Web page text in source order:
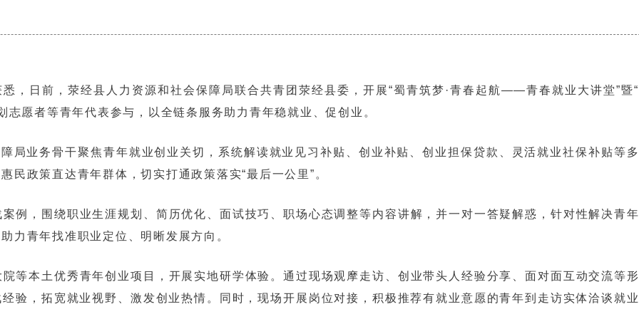
，日前，荥经县人力资源和社会保障局联合共青团荥经县委，开展“蜀青筑梦·青春起航——青春就业大讲堂”暨
愿者等青年代表参与，以全链条服务助力青年稳就业、促创业。
局业务骨干聚焦青年就业创业关切，系统解读就业见习补贴、创业补贴、创业担保贷款、灵活就业社保补贴等
政策直达青年群体，切实打通政策落实“最后一公里”。
例，围绕职业生涯规划、简历优化、面试技巧、职场心态调整等内容讲解，并一对一答疑解惑，针对性解决青
力青年找准职业定位、明晰发展方向。
等本土优秀青年创业项目，开展实地研学体验。通过现场观摩走访、创业带头人经验分享、面对面互动交流等
验，拓宽就业视野、激发创业热情。同时，现场开展岗位对接，积极推荐有就业意愿的青年到走访实体洽谈就